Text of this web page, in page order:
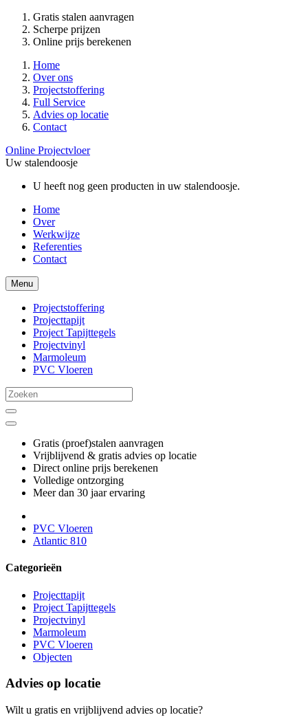
Gratis stalen aanvragen
Scherpe prijzen
Online prijs berekenen
Home
Over ons
Projectstoffering
Full Service
Advies op locatie
Contact
Online Projectvloer
Uw stalendoosje
U heeft nog geen producten in uw stalendoosje.
Home
Over
Werkwijze
Referenties
Contact
Menu
Projectstoffering
Projecttapijt
Project Tapijttegels
Projectvinyl
Marmoleum
PVC Vloeren
Gratis (proef)stalen aanvragen
Vrijblijvend & gratis advies op locatie
Direct online prijs berekenen
Volledige ontzorging
Meer dan 30 jaar ervaring
PVC Vloeren
Atlantic 810
Categorieën
Projecttapijt
Project Tapijttegels
Projectvinyl
Marmoleum
PVC Vloeren
Objecten
Advies op locatie
Wilt u gratis en vrijblijvend advies op locatie?